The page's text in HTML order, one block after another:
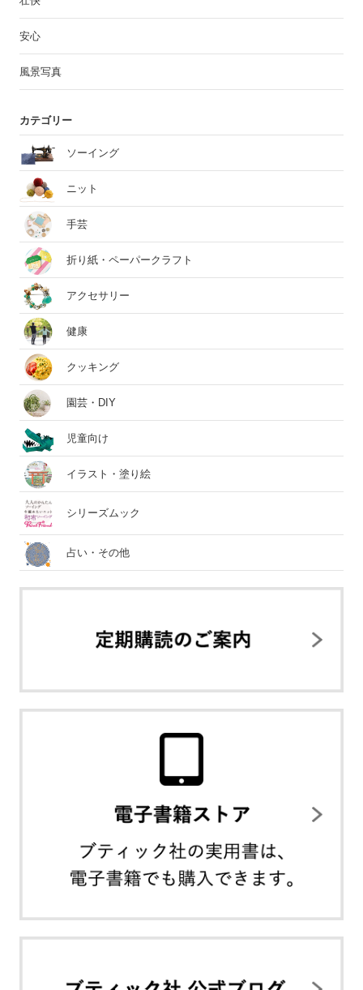
安心
風景写真
カテゴリー
ソーイング
ニット
手芸
折り紙・ペーパークラフト
アクセサリー
健康
クッキング
園芸・DIY
児童向け
イラスト・塗り絵
シリーズムック
占い・その他